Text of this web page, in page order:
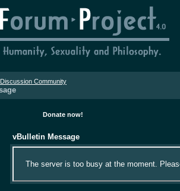
Community
Donate now!
vBulletin Message
The server is too busy at the moment.